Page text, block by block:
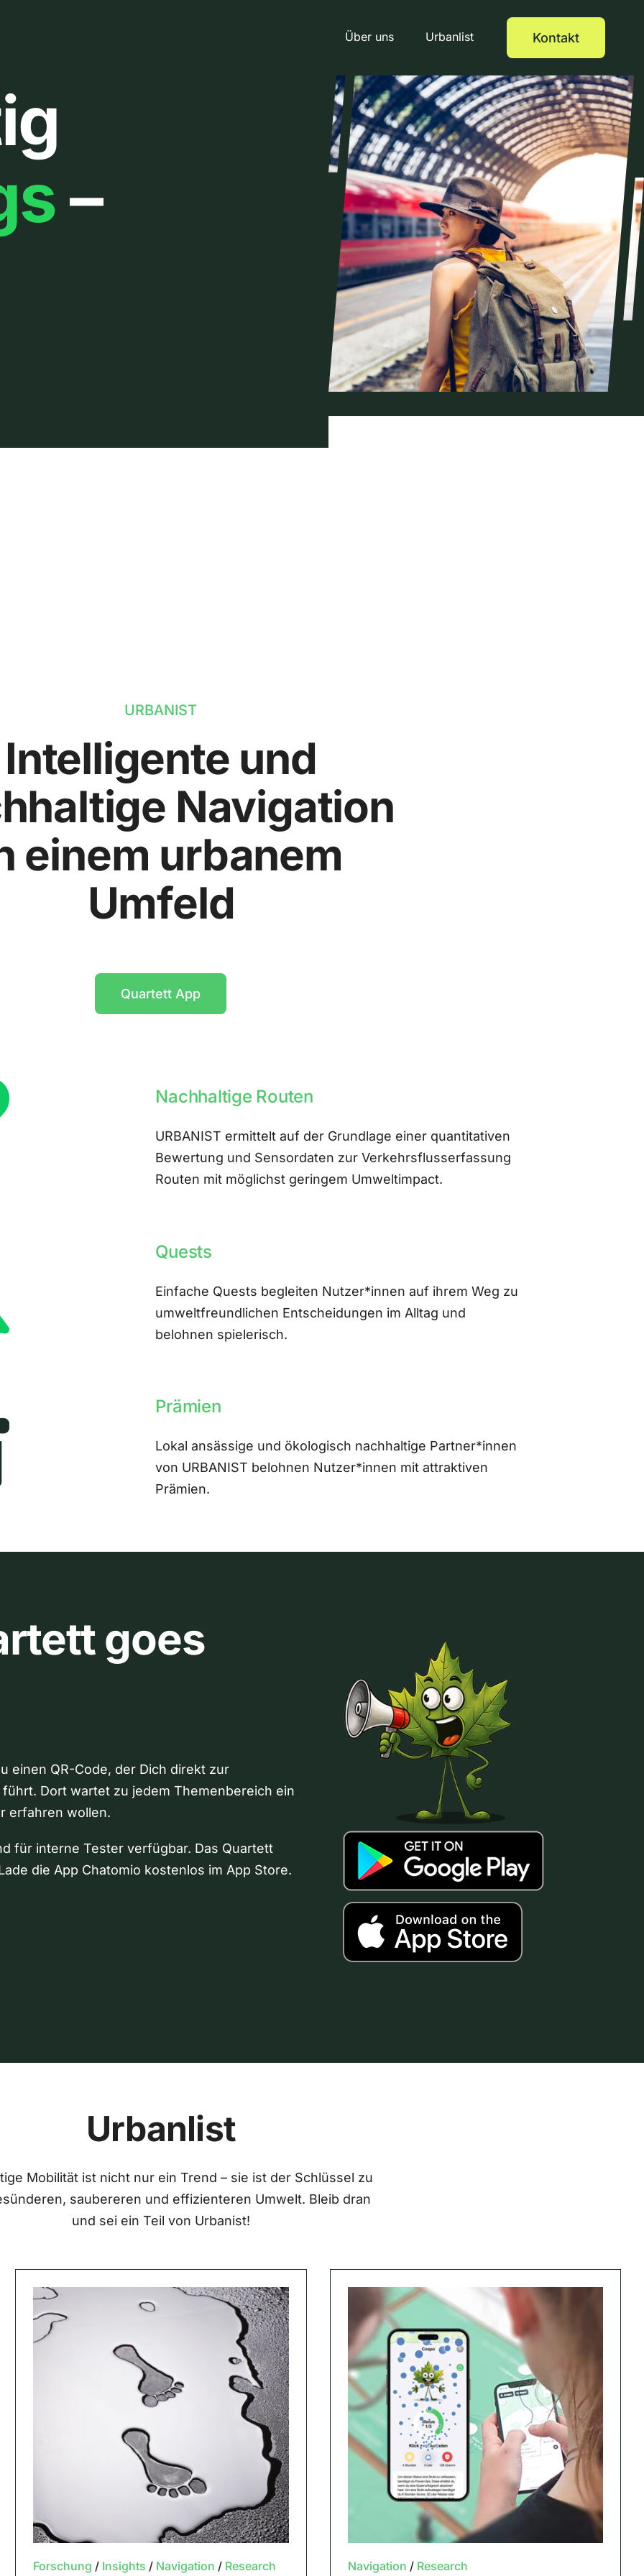
Über uns Urbanlist Kontakt
–
URBANIST
Intelligente und
Navigation
einem urbanem
Umfeld
Quartett App
Nachhaltige Routen
URBANIST ermittelt auf der Grundlage einer quantitativen
Bewertung und Sensordaten zur Verkehrsflusserfassung
Routen mit möglichst geringem Umweltimpact.
Quests
Einfache Quests begleiten Nutzer*innen auf ihrem Weg zu
umweltfreundlichen Entscheidungen im Alltag und
belohnen spielerisch.
Prämien
Lokal ansässige und ökologisch nachhaltige Partner*innen
von URBANIST belohnen Nutzer*innen mit attraktiven
Prämien.
goes
einen QR-Code, der Dich direkt zur
Dort wartet zu jedem Themenbereich ein
erfahren wollen.
für interne Tester verfügbar. Das Quartett
die App Chatomio kostenlos im App Store.
Urbanlist
Mobilität ist nicht nur ein Trend – sie ist der Schlüssel zu
saubereren und effizienteren Umwelt. Bleib dran
und sei ein Teil von Urbanist!
Forschung / Insights / Navigation / Research Navigation / Research